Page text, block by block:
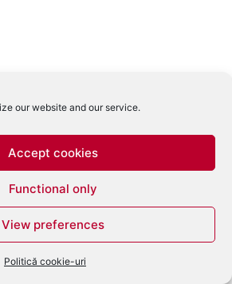
our website and our service.
Accept cookies
Functional only
View preferences
Politică cookie-uri